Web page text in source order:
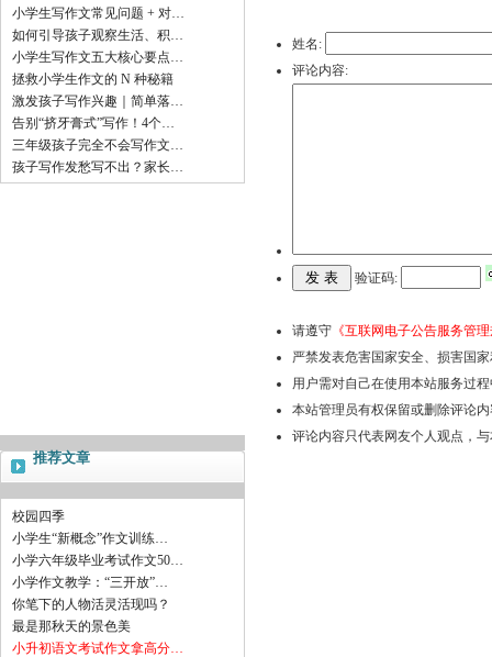
小学生写作文常见问题 + 对…
如何引导孩子观察生活、积…
小学生写作文五大核心要点…
拯救小学生作文的 N 种秘籍
激发孩子写作兴趣｜简单落…
告别“挤牙膏式”写作！4个…
三年级孩子完全不会写作文…
孩子写作发愁写不出？家长…
推荐文章
校园四季
小学生“新概念”作文训练…
小学六年级毕业考试作文50…
小学作文教学：“三开放”…
你笔下的人物活灵活现吗？
最是那秋天的景色美
小升初语文考试作文拿高分…
姓名:
评论内容:
验证码:
请遵守 《互联网电子公告服务管
严禁发表危害国家安全、损害国
用户需对自己在使用本站服务过
本站管理员有权保留或删除评论
评论内容只代表网友个人观点，